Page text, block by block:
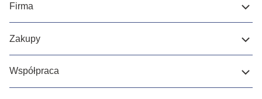
Firma
Zakupy
Współpraca